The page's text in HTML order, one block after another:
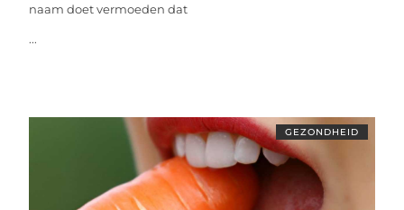
naam doet vermoeden dat
...
GEZONDHEID